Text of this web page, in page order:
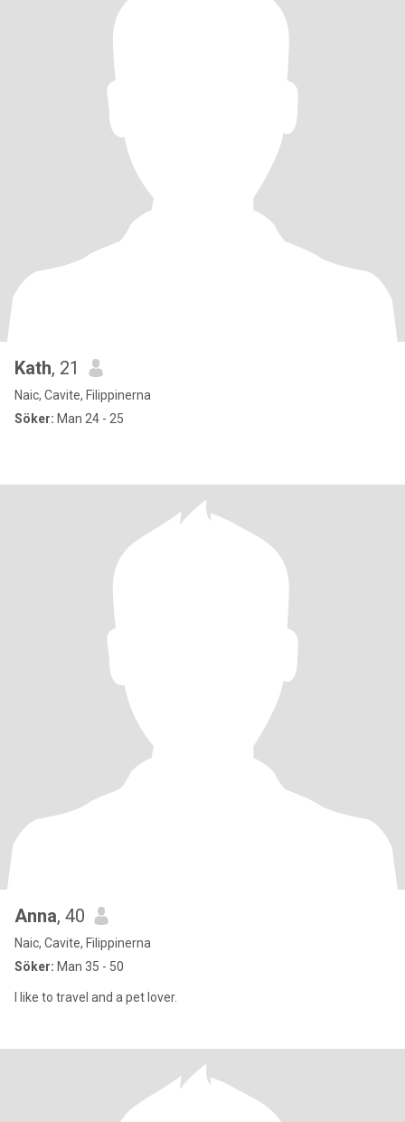
Kath, 21
Naic, Cavite, Filippinerna
Söker: Man 24 - 25
Anna, 40
Naic, Cavite, Filippinerna
Söker: Man 35 - 50
I like to travel and a pet lover.